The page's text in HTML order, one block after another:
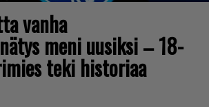
vanha
meni uusiksi – 18-
teki historiaa